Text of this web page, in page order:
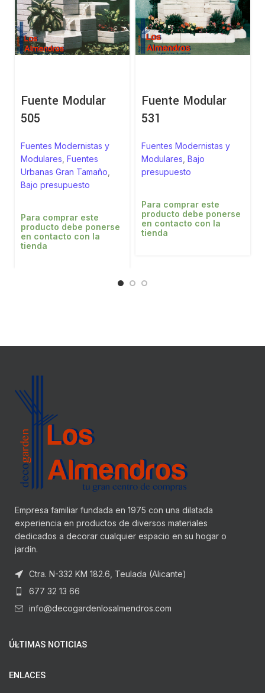
Fuente Modular
505
Fuentes Modernistas y
Modulares ,Fuentes
Urbanas Gran Tamaño
Bajo presupuesto
Para comprar este
producto debe ponerse
en contacto con la
tienda
Fuente Modular
531
Fuentes Modernistas y
Modulares Bajo
presupuesto
Para comprar este
producto debe ponerse
en contacto con la
tienda
Empresa familiar fundada en 1975 con una dilatada
experiencia en productos de diversos materiales
dedicados a decorar cualquier espacio en su hogar o
jardín.
Ctra. N-332 KM 182.6, Teulada (Alicante)
677 32 13 66
info@decogardenlosalmendros.com
ÚLTIMAS NOTICIAS
ENLACES